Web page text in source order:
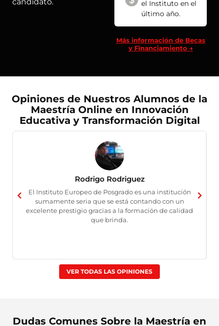
candidato.
el Instituto en el
último año.
Más información de Becas
y Financiamiento →
Opiniones de Nuestros Alumnos de la
Maestría Online en Innovación
Educativa y Transformación Digital
Rodrigo Rodriguez
El Instituto Europeo de Posgrado es una institución
sumamente seria que se está contando con un
excelente prestigio gracias a la formación de calidad
que brinda.
VER TODAS LAS OPINIONES
Dudas Comunes Sobre la Maestría en